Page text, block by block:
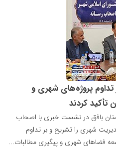
پروژه‌های شهری و
تأکید کردند
بافق در نشست خبری با اصحاب
شهری را تشریح و بر تداوم
فضاهای شهری و پیگیری مطالبات...